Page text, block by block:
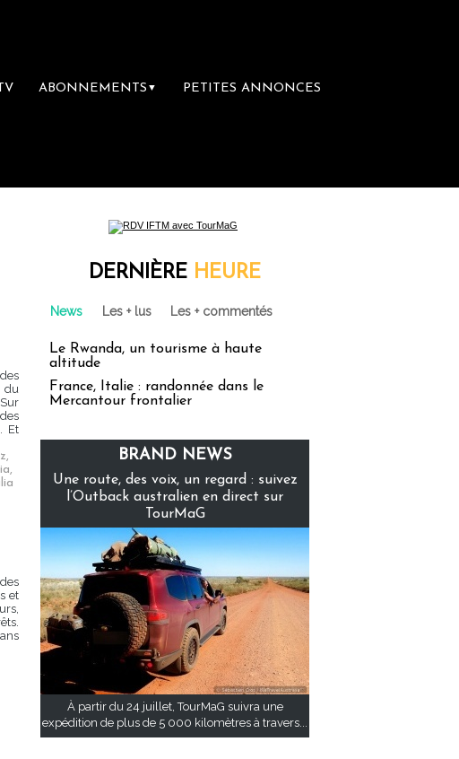
TV ABONNEMENTS ▼ PETITES ANNONCES
du
Et
,
,
et
DERNIÈRE HEURE
News Les + lus Les + commentés
Le Rwanda, un tourisme à haute
altitude
France, Italie : randonnée dans le
Mercantour frontalier
BRAND NEWS
Une route, des voix, un regard : suivez
l’Outback australien en direct sur
TourMaG
À partir du 24 juillet, TourMaG suivra une
expédition de plus de 5 000 kilomètres à travers...